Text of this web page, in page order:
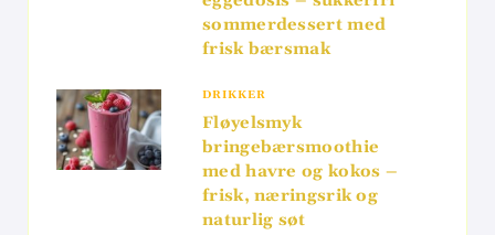
sommerdessert med
frisk bærsmak
DRIKKER
Fløyelsmyk
bringebærsmoothie
med havre og kokos –
frisk, næringsrik og
naturlig søt